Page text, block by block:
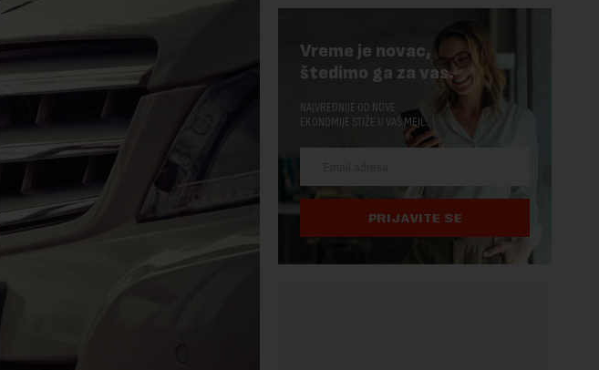
Vreme je novac,
štedimo ga za vas.
NAJVREDNIJE OD NOVE
EKONOMIJE STIŽE U VAŠ MEJL.
PRIJAVITE SE